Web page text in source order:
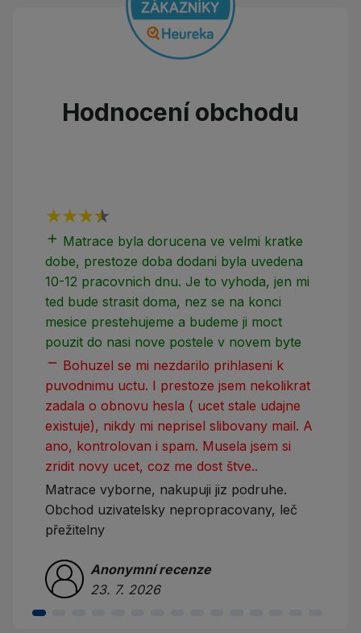
Hodnocení obchodu
add Matrace byla dorucena ve velmi kratke
dobe, prestoze doba dodani byla uvedena
10-12 pracovnich dnu. Je to vyhoda, jen mi
ted bude strasit doma, nez se na konci
mesice prestehujeme a budeme ji moct
pouzit do nasi nove postele v novem byte
remove Bohuzel se mi nezdarilo prihlaseni k
puvodnimu uctu. I prestoze jsem nekolikrat
zadala o obnovu hesla ( ucet stale udajne
existuje), nikdy mi neprisel slibovany mail. A
ano, kontrolovan i spam. Musela jsem si
zridit novy ucet, coz me dost štve..
Matrace vyborne, nakupuji jiz podruhe.
Obchod uzivatelsky nepropracovany, leč
přežitelny
Anonymní recenze
23. 7. 2026